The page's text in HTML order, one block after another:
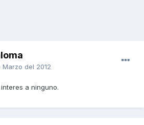
Marzo del 2012
a ninguno.